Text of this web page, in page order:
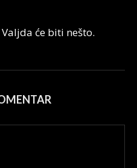
će biti nešto.